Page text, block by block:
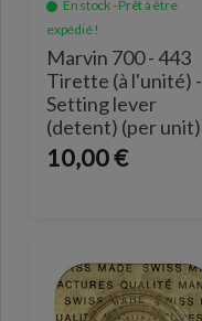
En stock - Prêt à être
expédié !
Marvin 700 - 443
Tirette (à l'unité) -
Setting lever
(detent) (per unit)
10,00 €